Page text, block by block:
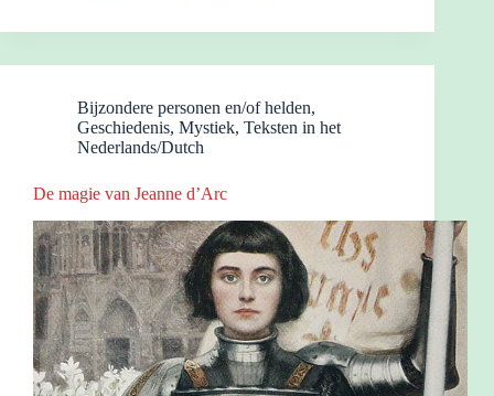
Bijzondere personen en/of helden,
Geschiedenis, Mystiek, Teksten in het
Nederlands/Dutch
De magie van Jeanne d’Arc